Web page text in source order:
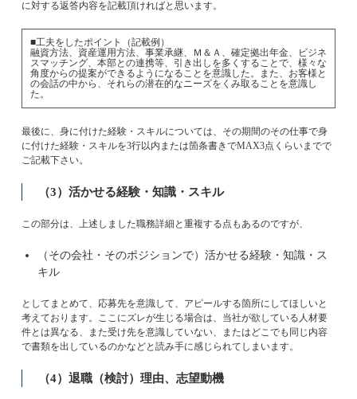
に対する返答内容を記載頂ければと思います。
■工夫をしたポイント（記載例）
融資方法、資産運用方法、事業承継、Ｍ＆Ａ、確定拠出年金、ビジネ
スマッチング、本部との連携等、引き出しを多くすることで、様々な
角度からの提案ができるようになることを意識した。また、お客様と
の会話の中から、それらの潜在的なニーズをくみ取ることを意識し
た。
最後に、身に付けた経験・スキルについては、その期間のその仕事で身
に付けた経験・スキルを3行以内または箇条書きでMAX3点くらいまでで
ご記載下さい。
（3）活かせる経験・知識・スキル
この部分は、上述しました職務詳細と重複する点もあるのですが、
（その会社・そのポジションで）活かせる経験・知識・ス
キル
としてまとめて、応募先を意識して、アピールする箇所にしてほしいと
考えております。ここにズレが生じる場合は、当社が欲している人材要
件とは異なる、また受け先を意識していない、またはどこでも同じ内容
で書類を出しているのかなどと読み手に感じられてしまいます。
（4）退職（検討）理由、志望動機